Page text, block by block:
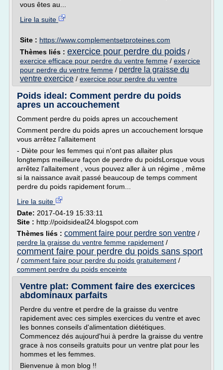
vous êtes au...
Lire la suite
Site : https://www.complementsetproteines.com
Thèmes liés : exercice pour perdre du poids /
exercice efficace pour perdre du ventre femme / exercice
pour perdre du ventre femme / perdre la graisse du
ventre exercice / exercice pour perdre du ventre
Poids ideal: Comment perdre du poids
apres un accouchement
Comment perdre du poids apres un accouchement
Comment perdre du poids apres un accouchement lorsque
vous arrêtez l'allaitement
- Diète pour les femmes qui n'ont pas allaiter plus
longtemps meilleure façon de perdre du poidsLorsque vous
arrêtez l'allaitement , vous pouvez aller à un régime , même
si la naissance avait passé beaucoup de temps comment
perdre du poids rapidement forum...
Lire la suite
Date: 2017-04-19 15:33:11
Site : http://poidsideal24.blogspot.com
Thèmes liés : comment faire pour perdre son ventre /
perdre la graisse du ventre femme rapidement /
comment faire pour perdre du poids sans sport
/ comment faire pour perdre du poids gratuitement /
comment perdre du poids enceinte
Ventre plat: Comment faire des exercices
abdominaux parfaits
Perdre du ventre et perdre de la graisse du ventre
rapidement avec ces simples exercices du ventre et avec
les bonnes conseils d'alimentation diététiques.
Commencez dés aujourd'hui à perdre la graisse du ventre
grace à nos conseils gratuits pour un ventre plat pour les
hommes et les femmes.
Bienvenue à mon blog !!